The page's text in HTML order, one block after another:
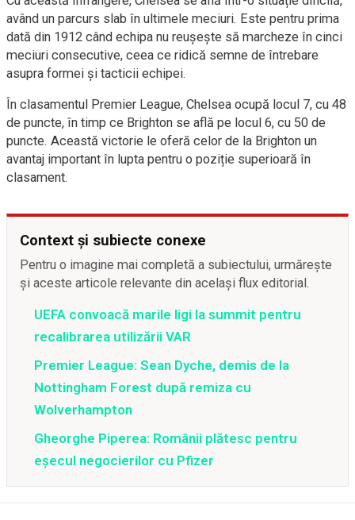
având un parcurs slab în ultimele meciuri. Este pentru prima
dată din 1912 când echipa nu reușește să marcheze în cinci
meciuri consecutive, ceea ce ridică semne de întrebare
asupra formei și tacticii echipei.
În clasamentul Premier League, Chelsea ocupă locul 7, cu 48
de puncte, în timp ce Brighton se află pe locul 6, cu 50 de
puncte. Această victorie le oferă celor de la Brighton un
avantaj important în lupta pentru o poziție superioară în
clasament.
Context și subiecte conexe
Pentru o imagine mai completă a subiectului, urmărește
și aceste articole relevante din același flux editorial.
UEFA convoacă marile ligi la summit pentru
recalibrarea utilizării VAR
Premier League: Sean Dyche, demis de la
Nottingham Forest după remiza cu
Wolverhampton
Gheorghe Piperea: Românii plătesc pentru
eșecul negocierilor cu Pfizer